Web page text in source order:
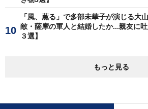
「風、薫る」で多部未華子が演じる大
敵・薩摩の軍人と結婚したか...親友に
３選】
もっと見る